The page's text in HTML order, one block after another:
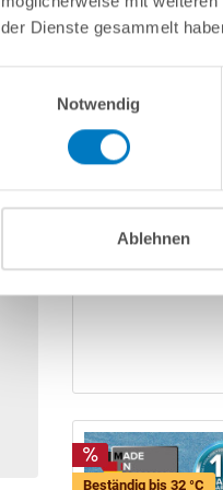
der Dienste gesammelt
Notwendig
Ablehnen
Beständig bis 32 °C
Beständig bis 32 °C